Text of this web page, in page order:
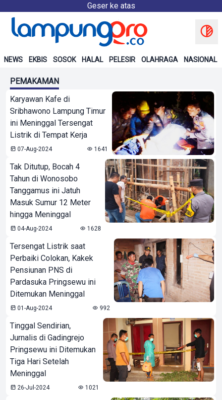
Geser ke atas
NEWS EKBIS SOSOK HALAL PELESIR OLAHRAGA NASIONAL
PEMAKAMAN
Karyawan Kafe di
Sribhawono Lampung Timur
ini Meninggal Tersengat
Listrik di Tempat Kerja
07-Aug-2024 1641
Tak Ditutup, Bocah 4
Tahun di Wonosobo
Tanggamus ini Jatuh
Masuk Sumur 12 Meter
hingga Meninggal
04-Aug-2024 1628
Tersengat Listrik saat
Perbaiki Colokan, Kakek
Pensiunan PNS di
Pardasuka Pringsewu ini
Ditemukan Meninggal
01-Aug-2024 992
Tinggal Sendirian,
Jurnalis di Gadingrejo
Pringsewu ini Ditemukan
Tiga Hari Setelah
Meninggal
26-Jul-2024 1021